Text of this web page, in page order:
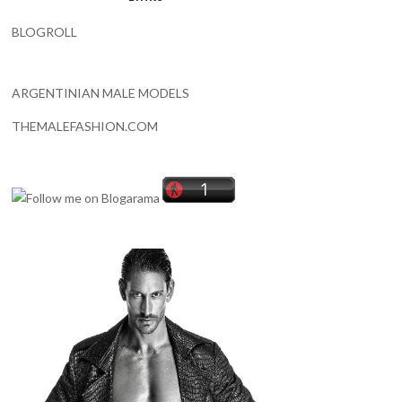
BLOGROLL
ARGENTINIAN MALE MODELS
THEMALEFASHION.COM